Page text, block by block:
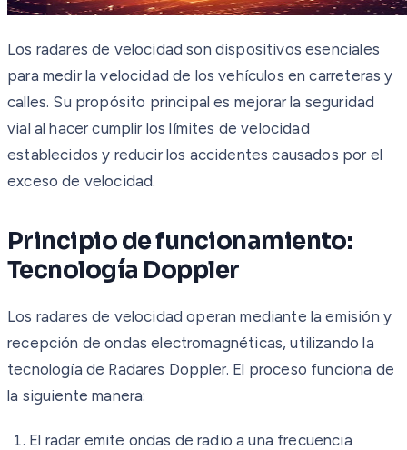
Los radares de velocidad son dispositivos esenciales
para medir la velocidad de los vehículos en carreteras y
calles. Su propósito principal es mejorar la seguridad
vial al hacer cumplir los límites de velocidad
establecidos y reducir los accidentes causados por el
exceso de velocidad.
Principio de funcionamiento:
Tecnología Doppler
Los radares de velocidad operan mediante la emisión y
recepción de ondas electromagnéticas, utilizando la
tecnología de Radares Doppler. El proceso funciona de
la siguiente manera:
El radar emite ondas de radio a una frecuencia